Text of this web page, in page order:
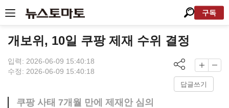
구독
개보위, 10일 쿠팡 제재 수위 결정
입력: 2026-06-09 15:40:18
수정: 2026-06-09 15:40:18
답글쓰기
쿠팡 사태 7개월 만에 제재안 심의